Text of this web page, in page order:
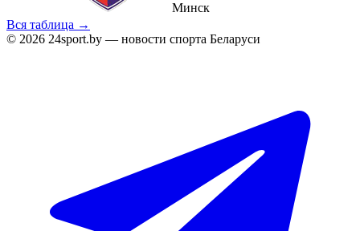
Минск
Вся таблица →
© 2026 24sport.by — новости спорта Беларуси